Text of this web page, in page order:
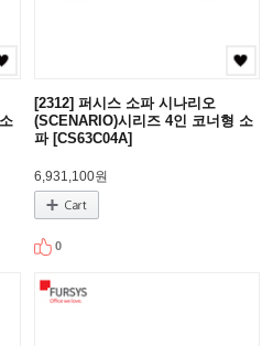
[2312] 퍼시스 소파 시나리오
(SCENARIO)시리즈 4인 코너형 소
파 [CS63C04A]
6,931,100원
0